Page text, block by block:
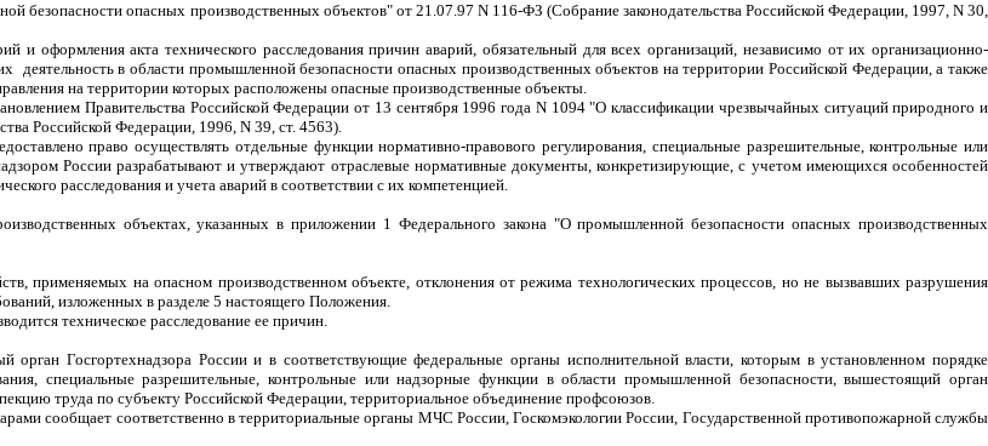
безопасности опасных производственных объектов" от 21.07.97 N 116-ФЗ (Собрание законодательства Российской Федерации, 1997, N 30,
и оформления акта технического расследования причин аварий, обязательный для всех организаций, независимо от их организационно-
деятельность в области промышленной безопасности опасных производственных объектов на территории Российской Федерации, а также
на территории которых расположены опасные производственные объекты.
Правительства Российской Федерации от 13 сентября 1996 года N 1094 "О классификации чрезвычайных ситуаций природного и
Российской Федерации, 1996, N 39, ст. 4563).
право осуществлять отдельные функции нормативно-правового регулирования, специальные разрешительные, контрольные или
России разрабатывают и утверждают отраслевые нормативные документы, конкретизирующие, с учетом имеющихся особенностей
расследования и учета аварий в соответствии с их компетенцией.
объектах, указанных в приложении 1 Федерального закона "О промышленной безопасности опасных производственных
применяемых на опасном производственном объекте, отклонения от режима технологических процессов, но не вызвавших разрушения
изложенных в разделе 5 настоящего Положения.
техническое расследование ее причин.
Госгортехнадзора России и в соответствующие федеральные органы исполнительной власти, которым в установленном порядке
специальные разрешительные, контрольные или надзорные функции в области промышленной безопасности, вышестоящий орган
труда по субъекту Российской Федерации, территориальное объединение профсоюзов.
сообщает соответственно в территориальные органы МЧС России, Госкомэкологии России, Государственной противопожарной службы